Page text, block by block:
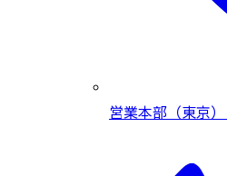
営業本部（東京